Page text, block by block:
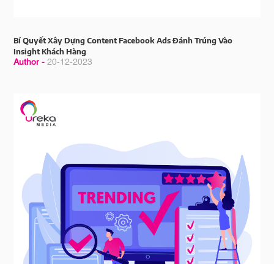
Bí Quyết Xây Dựng Content Facebook Ads Đánh Trúng Vào
Insight Khách Hàng
Author -20-12-2023